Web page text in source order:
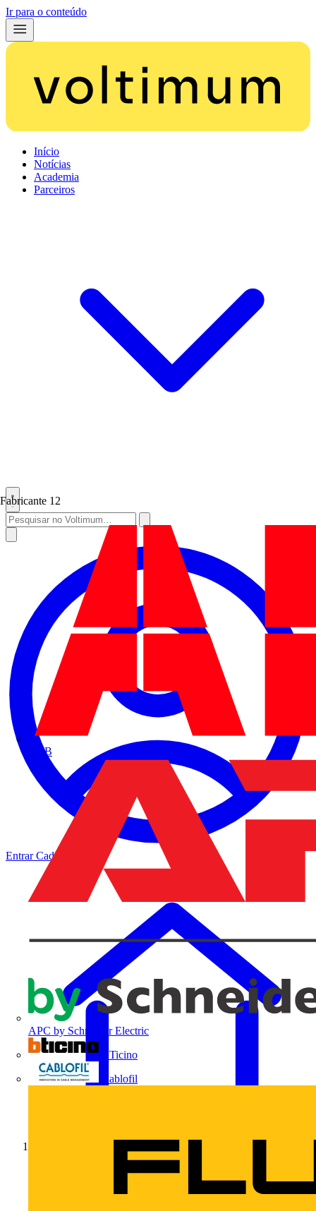
Ir para o conteúdo
Início
Notícias
Academia
Parceiros
Fabricante 12
ABB
APC by Schneider Electric
BTicino
Cablofil
EntrarCadastrar